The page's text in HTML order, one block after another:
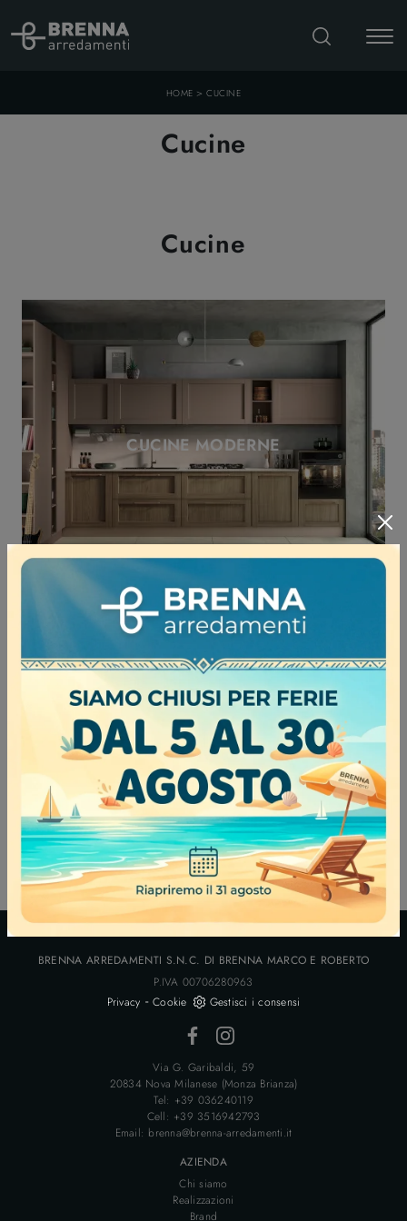
HOME >CUCINE
Cucine
Cucine
CUCINE MODERNE
CUCINE CLASSICHE
BRENNA ARREDAMENTI S.N.C. DI BRENNA MARCO E ROBERTO
P.IVA 00706280963
Privacy -Cookie Gestisci i consensi
Via G. Garibaldi, 59
20834 Nova Milanese (Monza Brianza)
Tel: +39 036240119
Cell: +39 3516942793
Email: brenna@brenna-arredamenti.it
AZIENDA
Chi siamo
Realizzazioni
Brand